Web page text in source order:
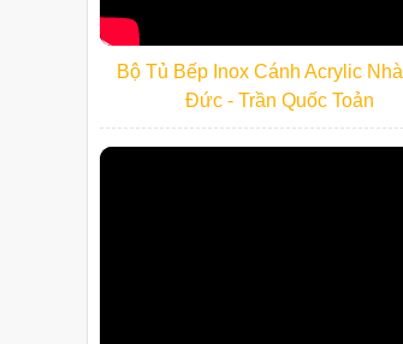
Bộ Tủ Bếp Inox Cánh Acrylic
Đức - Trần Quốc Toản